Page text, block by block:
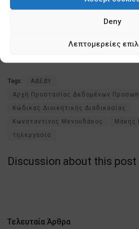
Deny
Λεπτομερείες
εξασφαλίσουν την αποσύνδεση
τα ψηφιακά εργαλεία επικοινωνίας
Tags:
ΑΔΕΔΥ
Αρχή Προστασίας Δεδομένων
Κώδικας Διοικητικής Διαδικασίας
Κωνσταντίνος Μενουδάκος
Μάκης
τηλεργασία
Discussion about this post
Τελευταία Άρθρα